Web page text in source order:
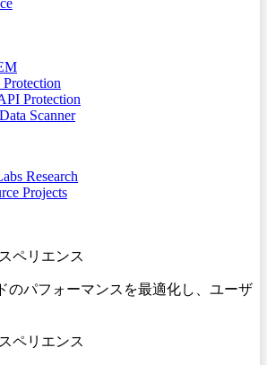
Protection
Scanner
Research
Projects
ペリエンス
のパフォーマンスを最適化し、ユーザ
ペリエンス